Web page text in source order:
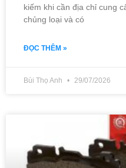
kiếm khi cần địa chỉ cung
chủng loại và có
ĐỌC THÊM »
Bùi Thọ Anh 29/07/2026